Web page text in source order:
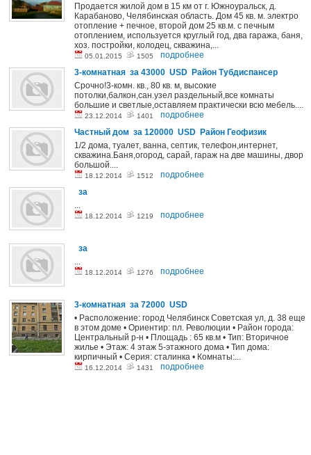
Продается жилой дом в 15 км от г. Южноуральск, д.
Карабаново, Челябинская область. Дом 45 кв. м. электро
отопление + печное, второй дом 25 кв.м. с печным
отоплением, используется круглый год, два гаража, баня,
хоз. постройки, колодец, скважина,...
05.01.2015 1505
подробнее
3-комнатная за 43000 USD Район Тубдиспансер
Срочно!3-комн. кв., 80 кв. м, высокие
потолки,балкон,сан.узел раздельный,все комнаты
большие и светлые,оставляем практически всю мебель....
23.12.2014 1401
подробнее
Частный дом за 120000 USD Район Геофизик
1/2 дома, туалет, ванна, септик, телефон,интернет,
скважина.Баня,огород, сарай, гараж на две машины, двор
большой....
18.12.2014 1512
подробнее
за
18.12.2014 1219 подробнее
за
18.12.2014 1276 подробнее
3-комнатная за 72000 USD
• Расположение: город Челябинск Советская ул, д. 38 еще
в этом доме • Ориентир: пл. Революции • Район города:
Центральный р-н • Площадь : 65 кв.м • Тип: Вторичное
жилье • Этаж: 4 этаж 5-этажного дома • Тип дома:
кирпичный • Серия: сталинка • Комнаты:...
16.12.2014 1431 подробнее